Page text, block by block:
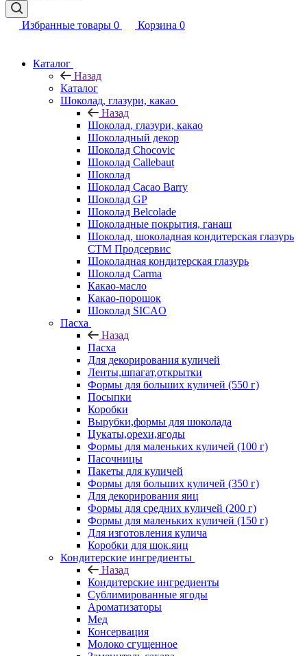
Избранные товары 0 Корзина 0
Каталог
Назад
Каталог
Шоколад, глазури, какао
Назад
Шоколад, глазури, какао
Шоколадный декор
Шоколад Chocovic
Шоколад Callebaut
Шоколад
Шоколад Cacao Barry
Шоколад GP
Шоколад Belcolade
Шоколадные покрытия, ганаш
Шоколад, шоколадная кондитерская глазурь
СТМ Продсервис
Шоколадная кондитерская глазурь
Шоколад Carma
Какао-масло
Какао-порошок
Шоколад SICAO
Пасха
Назад
Пасха
Для декорирования куличей
Ленты,шпагат,открытки
Формы для больших куличей (550 г)
Посыпки
Коробки
Вырубки,формы для шоколада
Цукаты,орехи,ягоды
Формы для маленьких куличей (100 г)
Пасочницы
Пакеты для куличей
Формы для больших куличей (350 г)
Для декорирования яиц
Формы для средних куличей (200 г)
Формы для маленьких куличей (150 г)
Для изготовления кулича
Коробки для шок.яиц
Кондитерские ингредиенты
Назад
Кондитерские ингредиенты
Сублимированные ягоды
Ароматизаторы
Мед
Консервация
Молоко сгущенное